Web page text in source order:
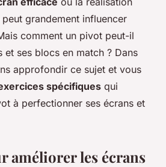
grandement influencer
comment un pivot peut-il
et ses blocs en match ? Dans
approfondir ce sujet et vous
spécifiques qui
à perfectionner ses écrans et
améliorer les écrans